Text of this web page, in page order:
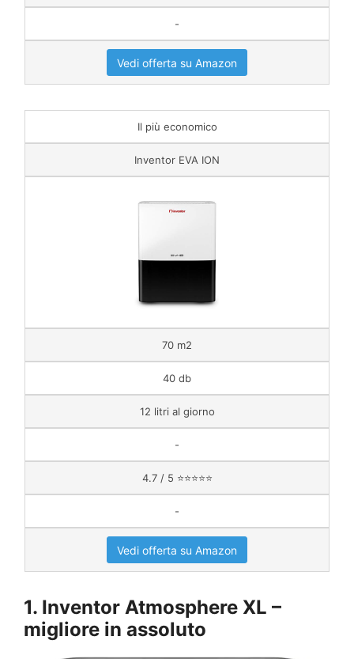
-
Vedi offerta su Amazon
Il più economico
Inventor EVA ION
70 m2
40 db
12 litri al giorno
-
4.7 / 5 ⭐⭐⭐⭐⭐
-
Vedi offerta su Amazon
1. Inventor Atmosphere XL –
migliore in assoluto